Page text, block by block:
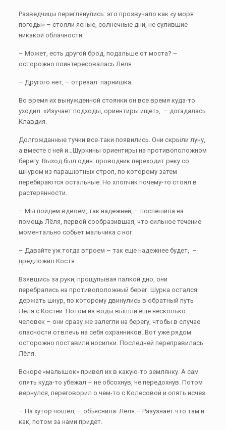
Разведчицы переглянулись: это прозвучало как «у моря
погоды» – стояли ясные, солнечные дни, не сулившие
никакой облачности.
– Может, есть другой брод, подальше от моста? –
осторожно поинтересовалась Лёля.
– Другого нет, – отрезал парнишка.
Во время их вынужденной стоянки он все время куда-то
уходил. «Изучает подходы, ориентиры ищет», – догадалась
Клавдия.
Долгожданные тучки все-таки появились. Они скрыли луну,
а вместе с ней и…Шуркины ориентиры на противоположном
берегу. Выход был один: проводник переходит реку со
шнуром из парашютных строп, по которому затем
перебираются остальные. Но хлопчик почему-то стоял в
растерянности.
– Мы пойдем вдвоем, так надежней, – поспешила на
помощь Лёля, первой сообразившая, что сильное течение
моментально собьет мальчика с ног.
– Давайте уж тогда втроем – так еще надежнее будет, –
предложил Костя.
Взявшись за руки, прощупывая палкой дно, они
перебрались на противоположный берег. Шурка остался
держать шнур, по которому двинулись в обратный путь
Лёля с Костей. Потом из воды вышли еще несколько
человек – они сразу же залегли на берегу, чтобы в случае
опасности отвлечь на себя охранников. Вот уже рядом
осторожно поставили носилки. Последней переправилась
Лёля.
Вскоре «малышок» привел их в какую-то землянку. А сам
опять куда-то убежал – не обсохнув, не передохнув. Потом
вернулся, переговорил о чем-то с Колесовой и опять исчез.
– На хутор пошел, – объяснила Лёля.– Разузнает что там и
как, потом за нами придет.